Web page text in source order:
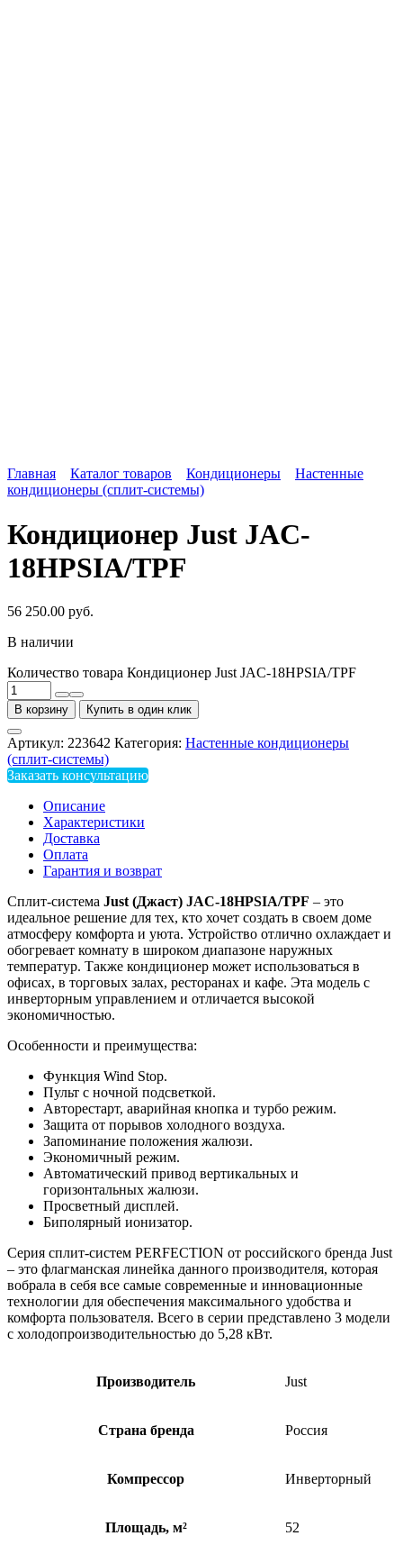
Главная Каталог товаров Кондиционеры
Настенные
кондиционеры (сплит-системы)
Кондиционер Just JAC-
18HPSIA/TPF
56 250.00 руб.
В наличии
Количество товара Кондиционер Just JAC-18HPSIA/TPF
В корзину Купить в один клик
Артикул: 223642 Категория: Настенные кондиционеры
(сплит-системы)
Заказать консультацию
Описание
Характеристики
Доставка
Оплата
Гарантия и возврат
Сплит-система Just (Джаст) JAC-18HPSIA/TPF – это
идеальное решение для тех, кто хочет создать в своем доме
атмосферу комфорта и уюта. Устройство отлично охлаждает и
обогревает комнату в широком диапазоне наружных
температур. Также кондиционер может использоваться в
офисах, в торговых залах, ресторанах и кафе. Эта модель с
инверторным управлением и отличается высокой
экономичностью.
Особенности и преимущества:
Функция Wind Stop.
Пульт с ночной подсветкой.
Авторестарт, аварийная кнопка и турбо режим.
Защита от порывов холодного воздуха.
Запоминание положения жалюзи.
Экономичный режим.
Автоматический привод вертикальных и
горизонтальных жалюзи.
Просветный дисплей.
Биполярный ионизатор.
Серия сплит-систем PERFECTION от российского бренда Just
– это флагманская линейка данного производителя, которая
вобрала в себя все самые современные и инновационные
технологии для обеспечения максимального удобства и
комфорта пользователя. Всего в серии представлено 3 модели
с холодопроизводительностью до 5,28 кВт.
Производитель Just
Страна бренда Россия
Компрессор Инверторный
Площадь, м² 52